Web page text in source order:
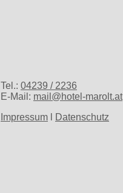
Tel.: 04239 / 2236
E-Mail: mail@hotel-marolt.at
Impressum
Datenschutz